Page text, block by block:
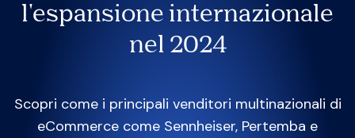
l'espansione internazionale
nel 2024
Scopri come i principali venditori multinazionali di
eCommerce come Sennheiser, Pertemba e